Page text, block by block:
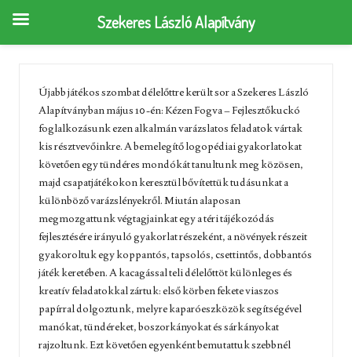
Újabb játékos szombat délelőttre került sor a Szekeres László
Alapítványban május 10-én: Kézen Fogva – Fejlesztőkuckó
foglalkozásunk ezen alkalmán varázslatos feladatok vártak
kis résztvevőinkre. A bemelegítő logopédiai gyakorlatokat
követően egy tündéres mondókát tanultunk meg közösen,
majd csapatjátékokon keresztül bővítettük tudásunkat a
különböző varázslényekről. Miután alaposan
megmozgattunk végtagjainkat egy a téri tájékozódás
fejlesztésére irányuló gyakorlat részeként, a növények részeit
gyakoroltuk egy koppantós, tapsolós, csettintős, dobbantós
játék keretében. A kacagással teli délelőttöt különleges és
kreatív feladatokkal zártuk: első körben fekete viaszos
papírral dolgoztunk, melyre kaparóeszközök segítségével
manókat, tündéreket, boszorkányokat és sárkányokat
rajzoltunk. Ezt követően egyenként bemutattuk szebbnél
Szekeres László Alapítvány